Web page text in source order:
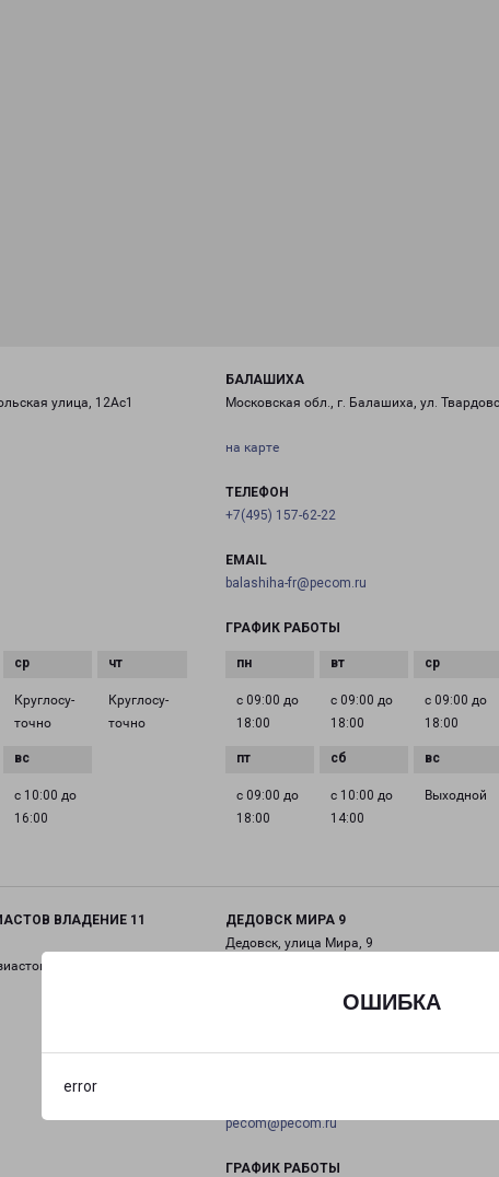
ОШИБКА
error
улица, 12Ас1
Круглосу­
точно
Круглосу­
точно
с 10:00 до
16:00
БАЛАШИХА
Московская обл., г. Балашиха, ул.
на карте
ТЕЛЕФОН
+7(495) 157-62-22
EMAIL
balashiha-fr@pecom.ru
ГРАФИК РАБОТЫ
с 09:00 до
18:00
с 09:00 до
18:00
с 09:00 до
18:00
с 09:00 до
18:00
с 10:00 до
14:00
Выходной
ВЛАДЕНИЕ 11
11 строение 4
ДЕДОВСК МИРА 9
Дедовск, улица Мира, 9
+7(495) 660-11-11
pecom@pecom.ru
ГРАФИК РАБОТЫ